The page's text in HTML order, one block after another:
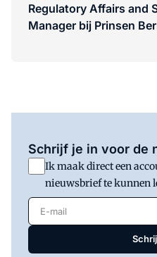
Regulatory Affairs and
Manager bij Prinsen
Schrijf je in voor de
Ik maak direct een
nieuwsbrief te kunnen
E-mail